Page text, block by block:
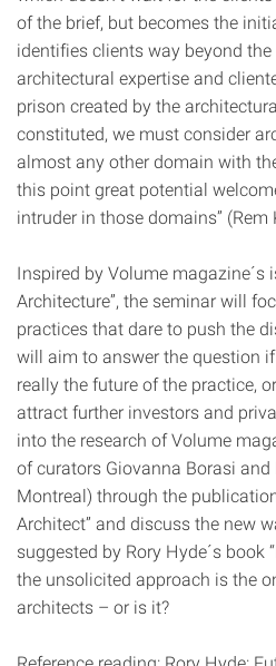
of the brief, but becomes the
identifies clients way beyond
architectural expertise and
prison created by the
constituted, we must consider
almost any other domain with
this point great potential
intruder in those domains” (Rem
Inspired by Volume magazine´s
Architecture”, the seminar will
practices that dare to push the
will aim to answer the question
really the future of the practice,
attract further investors and
into the research of Volume
of curators Giovanna Borasi and
Montreal) through the
Architect” and discuss the new
suggested by Rory Hyde´s book
the unsolicited approach is the
architects – or is it?